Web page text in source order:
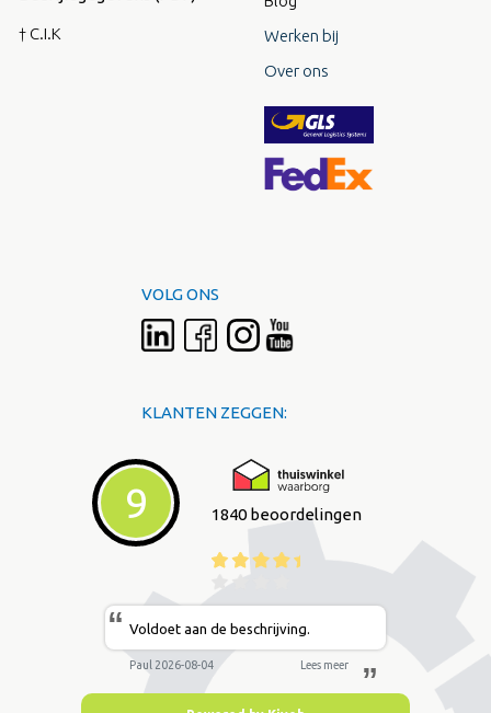
† C.I.K
Werken bij
Over ons
VOLG ONS
KLANTEN ZEGGEN:
9 1840 beoordelingen
“ Voldoet aan de beschrijving.
Paul 2026-08-04 Lees meer ”